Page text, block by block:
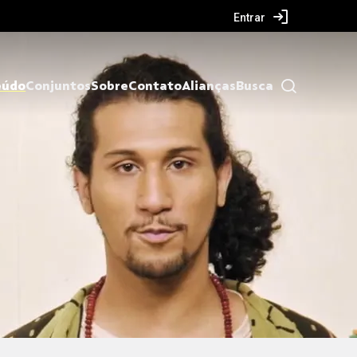
Entrar
ConjuntosSobreContatoAliançasBusca